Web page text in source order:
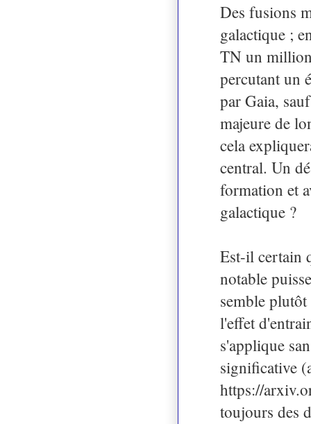
Des fusions
galactique ;
TN un
percutant un
par Gaia,
majeure de
cela
central. Un
formation et
galactique ?
Est-il certain
notable
semble
l'effet
s'applique
significative
https://
toujours des